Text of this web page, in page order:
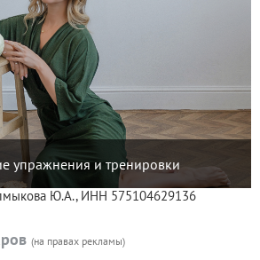
упражнения и тренировки
Ю.А., ИНН 575104629136
(на правах рекламы)